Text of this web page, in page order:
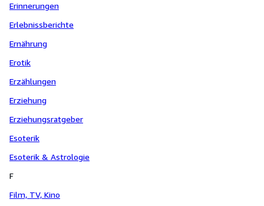
Erinnerungen
Erlebnissberichte
Ernährung
Erotik
Erzählungen
Erziehung
Erziehungsratgeber
Esoterik
Esoterik & Astrologie
F
Film, TV, Kino